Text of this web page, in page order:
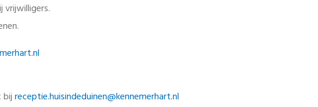
receptie.huisindeduinen@kennemerhart.nl